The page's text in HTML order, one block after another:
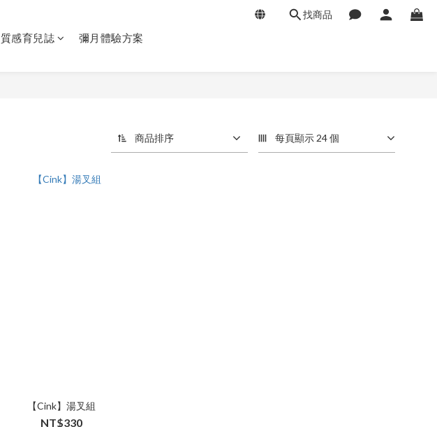
找商品
質感育兒誌 彌月體驗方案
商品排序 每頁顯示 24 個
【Cink】湯叉組
NT$330